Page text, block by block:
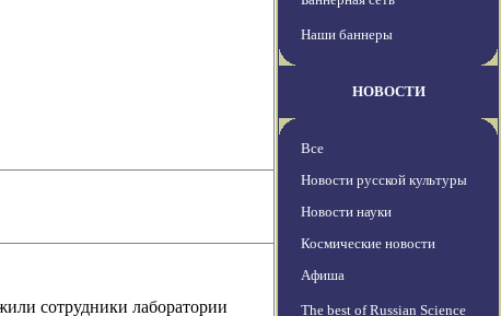
сотрудники лаборатории
Наши баннеры
НОВОСТИ
Все
Новости русской культуры
Новости науки
Космические новости
Афиша
The best of Russian Science